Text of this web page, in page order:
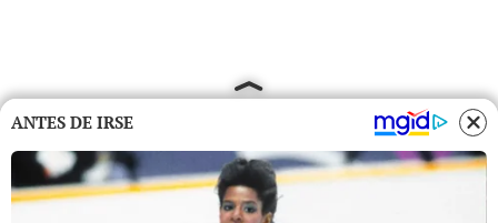
ANTES DE IRSE